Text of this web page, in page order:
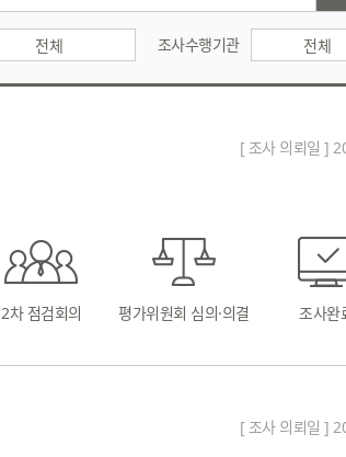
전체 조사수행기관 전체
[ 조사 의뢰일 ]
2차 점검회의 평가위원회 심의·의결 조사완
[ 조사 의뢰일 ]